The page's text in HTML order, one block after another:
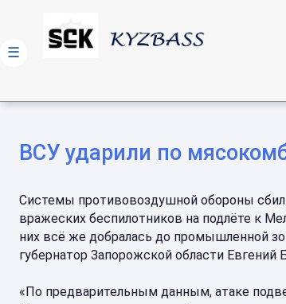
ВСУ ударили по
Системы противовоздушной обороны
вражеских беспилотников на подлёте к
них всё же добралась до промышленной
губернатор Запорожской области Евгений
«По предварительным данным, атаке
☰